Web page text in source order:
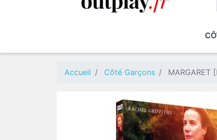
NOUVEAUTÉS EN PROMOTION
NOUVEAUTÉS EN PROMOTION
Accueil Côté Garçons MARGARET